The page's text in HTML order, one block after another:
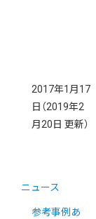
2017年1月17
日 （2019年2
月20日 更新）
ニュース
参考事例あ